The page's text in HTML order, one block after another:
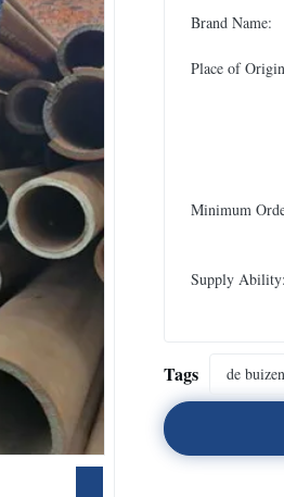
Brand Name:
Place of
Minimum
Supply Ability:
Tags de